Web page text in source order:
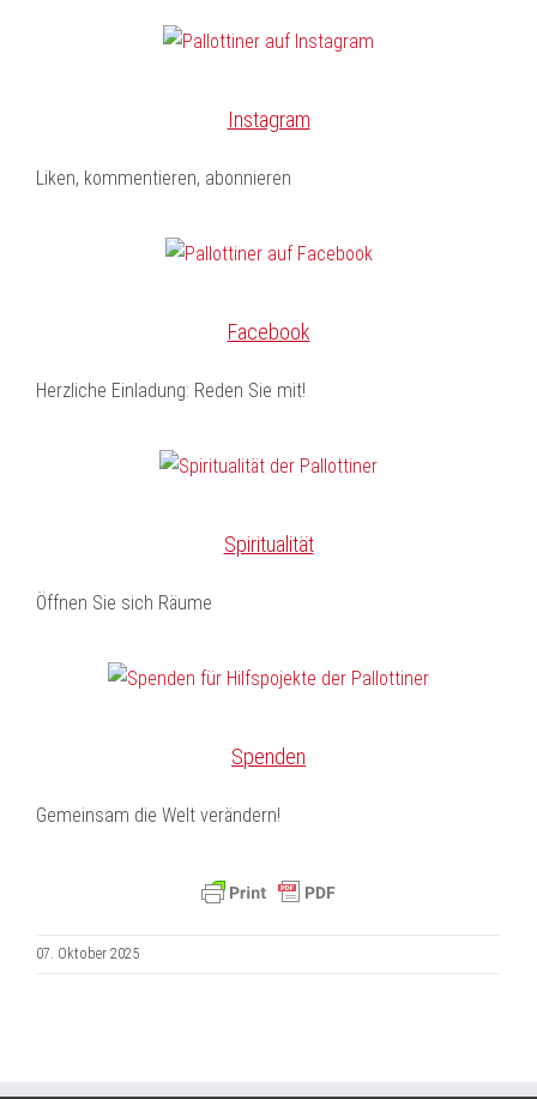
Instagram
Liken, kommentieren, abonnieren
Facebook
Herzliche Einladung: Reden Sie mit!
Spiritualität
Öffnen Sie sich Räume
Spenden
Gemeinsam die Welt verändern!
07. Oktober 2025